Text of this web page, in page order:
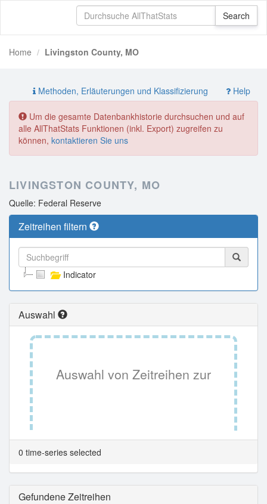
Home Livingston County, MO
Methoden, Erläuterungen und Klassifizierung Help
Um die gesamte Datenbankhistorie durchsuchen und auf
alle AllThatStats Funktionen (inkl. Export) zugreifen zu
können, kontaktieren Sie uns
LIVINGSTON COUNTY, MO
Quelle: Federal Reserve
Zeitreihen filtern
Indicator
Auswahl
Auswahl von Zeitreihen zur
Tabellenansicht.
0 time-series selected
Gefundene Zeitreihen